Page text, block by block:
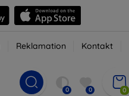
Reklamation Kontakt
0 0 0